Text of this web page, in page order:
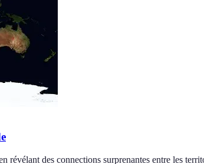
révélant des connections surprenantes entre les